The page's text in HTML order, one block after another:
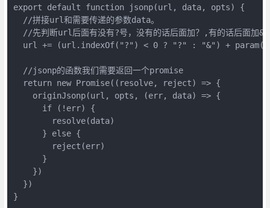
export default function jsonp(url, data, opts) {
  //拼接url和需要传递的参数data。
  //先判断url后面有没有?号，没有的话后面加？,有的话后面加&
url += (url.indexOf("?") < 0 ? "?" : "&") +
  //jsonp的函数我们需要返回一个promise
  return new Promise((resolve, reject) => {
    originJsonp(url, opts, (err, data) => {
      if (!err) {
        resolve(data)
      } else {
        reject(err)
      }
    })
  })
}